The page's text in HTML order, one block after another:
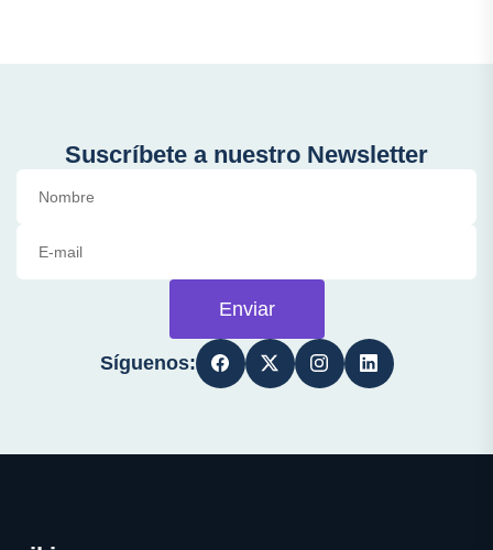
Suscríbete a nuestro Newsletter
Enviar
Síguenos: